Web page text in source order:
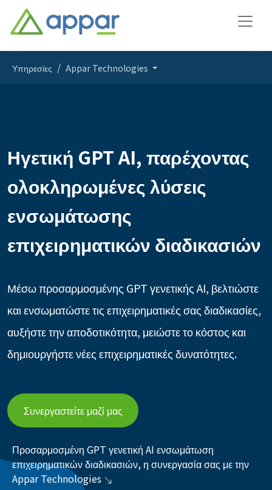
Υπηρεσίες Appar Technologies
Ηγετική GPT AI, παρέχοντας
ολοκληρωμένες λύσεις
ενσωμάτωσης
επιχειρηματικών διαδικασιών
Μέσω προσαρμοσμένης GPT γενετικής AI, βελτιώστε
και ενσωματώστε τις επιχειρηματικές σας διαδικασίες,
αυξήστε την αποδοτικότητα, μειώστε το κόστος και
δημιουργήστε νέες επιχειρηματικές δυνατότητες.
Συνεργαστείτε μαζί μας
Προσαρμοσμένη GPT γενετική AI ενσωμάτωση
επιχειρηματικών διαδικασιών, η συνεργασία σας με την
Appar Technologies